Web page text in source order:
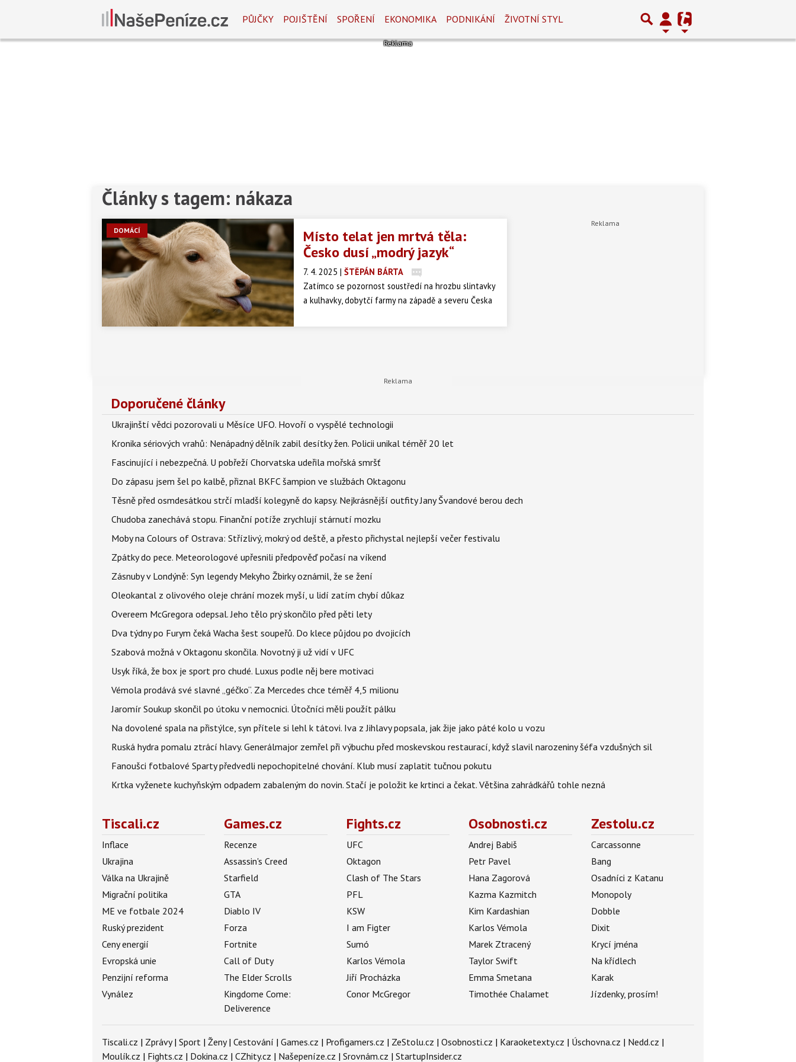
PŮJČKY POJIŠTĚNÍ SPOŘENÍ EKONOMIKA PODNIKÁNÍ ŽIVOTNÍ STYL
Články s tagem: nákaza
DOMÁCÍ
Místo telat jen mrtvá těla:
Česko dusí „modrý jazyk“
7. 4. 2025 | ŠTĚPÁN BÁRTA
Zatímco se pozornost soustředí na hrozbu slintavky
a kulhavky, dobytčí farmy na západě a severu Česka
bluetongue, neboli „modrý jazyk“. Mnoha farmářům
Doporučené články
Ukrajinští vědci pozorovali u Měsíce UFO. Hovoří o vyspělé technologii
Kronika sériových vrahů: Nenápadný dělník zabil desítky žen. Policii unikal téměř 20 let
Fascinující i nebezpečná. U pobřeží Chorvatska udeřila mořská smršť
Do zápasu jsem šel po kalbě, přiznal BKFC šampion ve službách Oktagonu
Těsně před osmdesátkou strčí mladší kolegyně do kapsy. Nejkrásnější outfity Jany Švandové berou dech
Chudoba zanechává stopu. Finanční potíže zrychlují stárnutí mozku
Moby na Colours of Ostrava: Střízlivý, mokrý od deště, a přesto přichystal nejlepší večer festivalu
Zpátky do pece. Meteorologové upřesnili předpověď počasí na víkend
Zásnuby v Londýně: Syn legendy Mekyho Žbirky oznámil, že se žení
Oleokantal z olivového oleje chrání mozek myší, u lidí zatím chybí důkaz
Overeem McGregora odepsal. Jeho tělo prý skončilo před pěti lety
Dva týdny po Furym čeká Wacha šest soupeřů. Do klece půjdou po dvojicích
Szabová možná v Oktagonu skončila. Novotný ji už vidí v UFC
Usyk říká, že box je sport pro chudé. Luxus podle něj bere motivaci
Vémola prodává své slavné „géčko“. Za Mercedes chce téměř 4,5 milionu
Jaromír Soukup skončil po útoku v nemocnici. Útočníci měli použít pálku
Na dovolené spala na přistýlce, syn přítele si lehl k tátovi. Iva z Jihlavy popsala, jak žije jako páté kolo u vozu
Ruská hydra pomalu ztrácí hlavy. Generálmajor zemřel při výbuchu před moskevskou restaurací, když slavil narozeniny šéfa vzdušných sil
Fanoušci fotbalové Sparty předvedli nepochopitelné chování. Klub musí zaplatit tučnou pokutu
Krtka vyženete kuchyňským odpadem zabaleným do novin. Stačí je položit ke krtinci a čekat. Většina zahrádkářů tohle nezná
Tiscali.cz
Inflace
Ukrajina
Válka na Ukrajině
Migrační politika
ME ve fotbale 2024
Ruský prezident
Ceny energií
Evropská unie
Penzijní reforma
Vynález
Games.cz
Recenze
Assassin's Creed
Starfield
GTA
Diablo IV
Forza
Fortnite
Call of Duty
The Elder Scrolls
Kingdome Come:
Deliverence
Fights.cz
UFC
Oktagon
Clash of The Stars
PFL
KSW
I am Figter
Sumó
Karlos Vémola
Jiří Procházka
Conor McGregor
Osobnosti.cz
Andrej Babiš
Petr Pavel
Hana Zagorová
Kazma Kazmitch
Kim Kardashian
Karlos Vémola
Marek Ztracený
Taylor Swift
Emma Smetana
Timothée Chalamet
Zestolu.cz
Carcassonne
Bang
Osadníci z Katanu
Monopoly
Dobble
Dixit
Krycí jména
Na křídlech
Karak
Jízdenky, prosím!
Tiscali.cz | Zprávy| Sport | Ženy| Cestování | Games.cz | Profigamers.cz | ZeStolu.cz | Osobnosti.cz | Karaoketexty.cz | Úschovna.cz | Nedd.cz |
Moulík.cz | Fights.cz | Dokina.cz | CZhity.cz | Našepeníze.cz | Srovnám.cz | StartupInsider.cz